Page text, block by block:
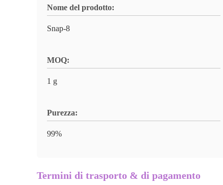
Nome del prodotto:
Snap-8
MOQ:
1 g
Purezza:
99%
Termini di trasporto & di pagamento